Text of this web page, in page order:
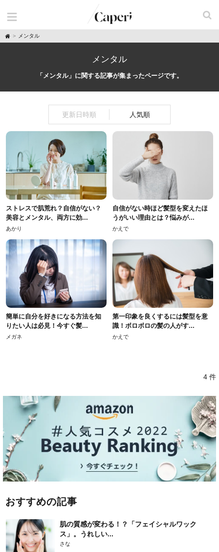
H
o
メンタル
メンタル
「メンタル」に関する記事が集まったページです。
更新日時順 人気順
ストレスで肌荒れ？自信がない？
美容とメンタル、両方に効...
あかり
自信がない時ほど髪型を変えたほ
うがいい理由とは？悩みが...
かえで
簡単に自分を好きになる方法を知
りたい人は必見！今すぐ髪...
メガネ
第一印象を良くするには髪型を意
識！ボロボロの髪の人がす...
かえで
4 件
おすすめの記事
肌の質感が変わる！？「フェイシャルワック
ス」。うれしい...
さな